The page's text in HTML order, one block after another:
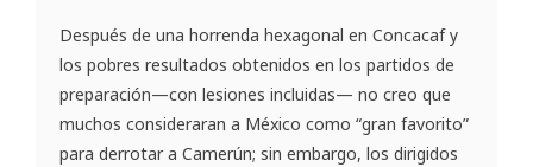
Después de una horrenda hexagonal en Concacaf y
los pobres resultados obtenidos en los partidos de
preparación—con lesiones incluidas— no creo que
muchos consideraran a México como “gran favorito”
para derrotar a Camerún; sin embargo, los dirigidos